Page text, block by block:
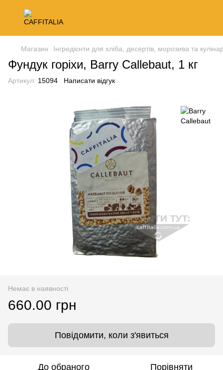
Магазин Інгредієнти для хліба, десертів, морозива та
Фундук горіхи, Barry Callebaut, 1 кг
Артикул: 15094 Написати відгук
Немає в наявності
660.00 грн
Повідомити, коли з'явиться
До обраного Порівняти